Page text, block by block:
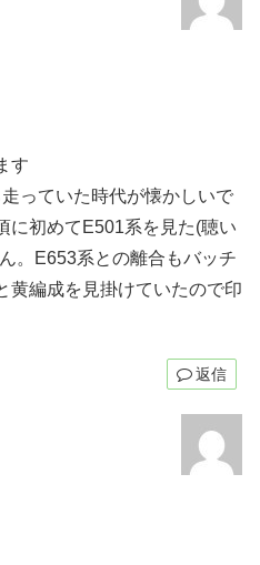
す
っていた時代が懐かしいで
に初めてE501系を見た(聴い
。E653系との離合もバッチ
黄編成を見掛けていたので印
返信